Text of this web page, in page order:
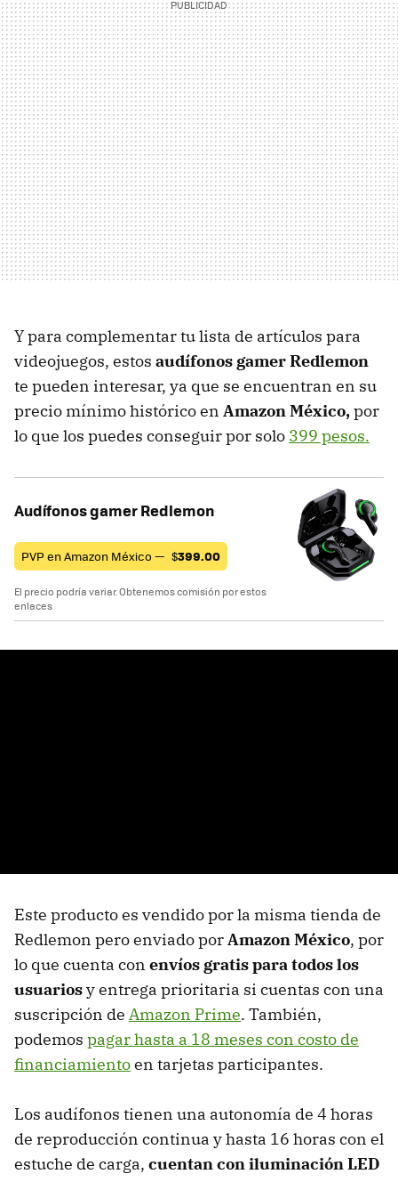
Y para complementar tu lista de artículos para
videojuegos, estos audífonos gamer Redlemon
te pueden interesar, ya que se encuentran en su
precio mínimo histórico en Amazon México,por
lo que los puedes conseguir por solo 399 pesos.
Audífonos gamer Redlemon
PVP en Amazon México — $399.00
El precio podría variar. Obtenemos comisión por estos
enlaces
Este producto es vendido por la misma tienda de
Redlemon pero enviado porAmazon México, por
lo que cuenta con envíos gratis para todos los
usuariosy entrega prioritaria si cuentas con una
suscripción de Amazon Prime. También,
podemos pagar hasta a 18 meses con costo de
financiamientoen tarjetas participantes.
Los audífonos tienen una autonomía de 4 horas
de reproducción continua y hasta 16 horas con el
estuche de carga, cuentan con iluminación LED